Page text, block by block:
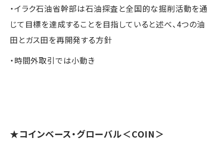
・イラク石油省幹部は石油探査と全国的な掘削活動を通
じて目標を達成することを目指していると述べ、4つの油
田とガス田を再開発する方針
・時間外取引では小動き
★コインベース・グローバル＜COIN＞